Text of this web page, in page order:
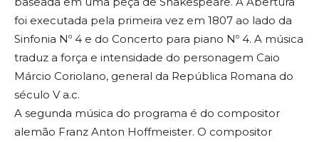
foi executada pela primeira vez em 1807 ao lado da
Sinfonia Nº 4 e do Concerto para piano Nº 4. A música
traduz a força e intensidade do personagem Caio
Márcio Coriolano, general da República Romana do
século V a.c.
A segunda música do programa é do compositor
alemão Franz Anton Hoffmeister. O compositor